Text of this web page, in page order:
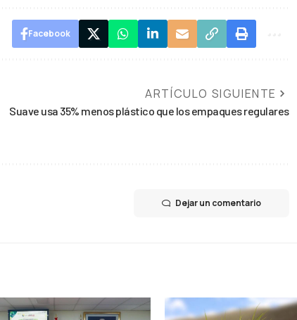
Facebook
ARTÍCULO SIGUIENTE
Suave usa 35% menos plástico que los empaques regulares
Dejar un comentario